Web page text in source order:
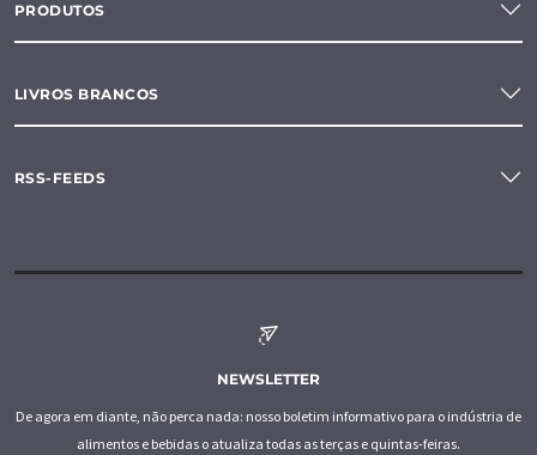
PRODUTOS
LIVROS BRANCOS
RSS-FEEDS
NEWSLETTER
De agora em diante, não perca nada: nosso boletim informativo para o indústria de
alimentos e bebidas o atualiza todas as terças e quintas-feiras.